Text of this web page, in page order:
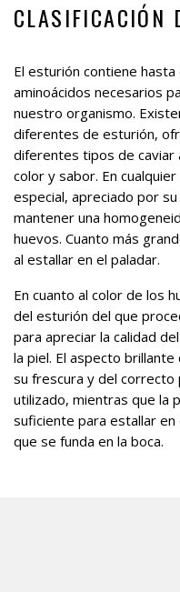
CLASIFICACIÓN
El esturión contiene
aminoácidos necesarios
nuestro organismo.
diferentes de esturión,
diferentes tipos de caviar
color y sabor. En
especial, apreciado por
mantener una
huevos. Cuanto más
al estallar en el paladar.
En cuanto al color de los
del esturión del que
para apreciar la calidad
la piel. El aspecto
su frescura y del correcto
utilizado, mientras que la
suficiente para estallar
que se funda en la boca.